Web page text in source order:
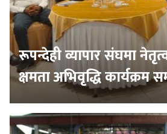
रूपन्देही व्यापार संघमा
क्षमता अभिवृद्धि कार्यक्रम